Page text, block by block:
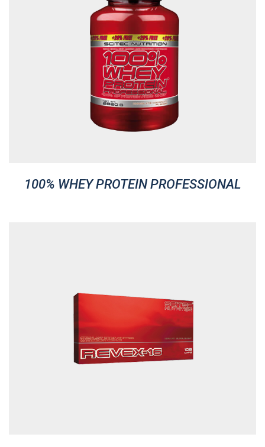
100% WHEY PROTEIN PROFESSIONAL